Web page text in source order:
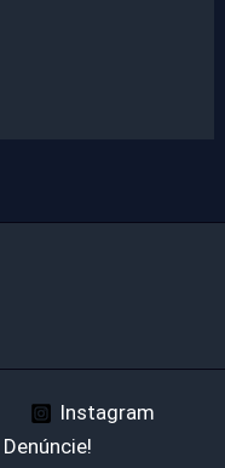
Instagram
Denúncie!